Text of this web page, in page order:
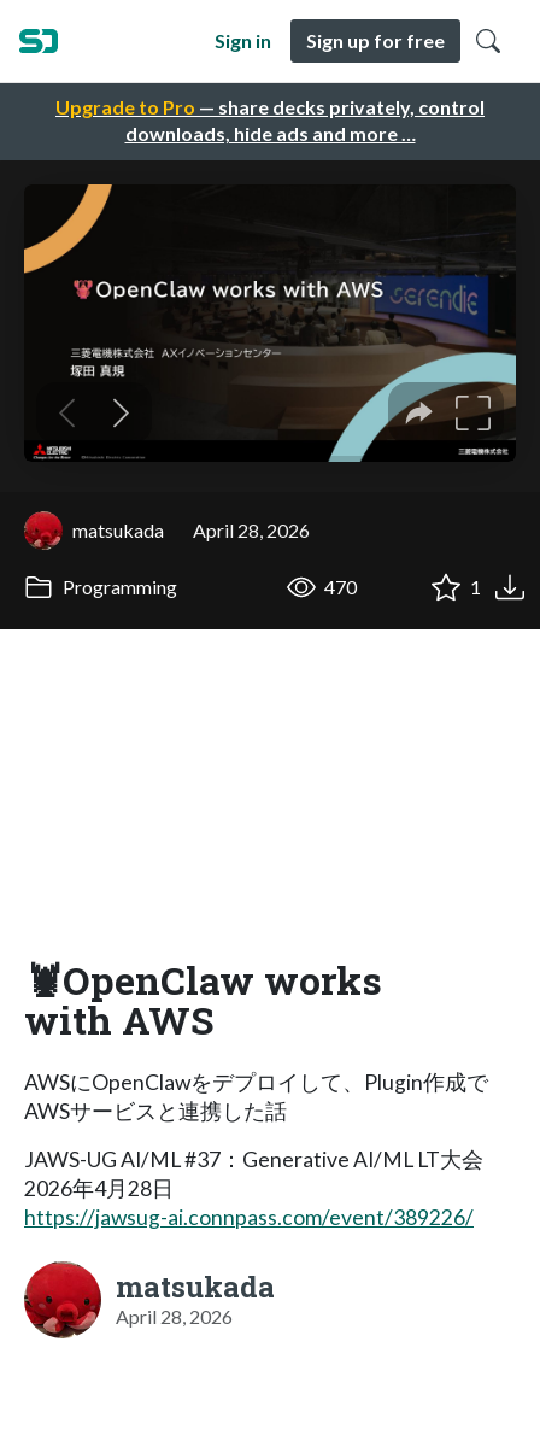
Upgrade to Pro — share decks privately, control
downloads, hide ads and more …
Sign in Sign up for free
matsukada April 28, 2026
Programming 470 1
🦞OpenClaw works
with AWS
AWSにOpenClawをデプロイして、Plugin作成で
AWSサービスと連携した話
JAWS-UG AI/ML #37：Generative AI/ML LT大会
2026年4月28日
https://jawsug-ai.connpass.com/event/389226/
matsukada
April 28, 2026